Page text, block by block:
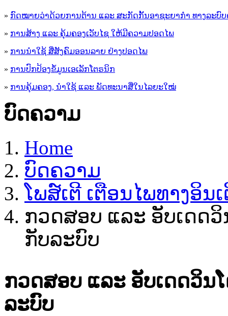
» ກົດໝາຍວ່າດ້ວຍການຕ້ານ ແລະ ສະກັດກັ້ນອາຊະຍາກຳ ທາງລະບົບ
» ການສ້າງ ແລະ ຄຸ້ມຄອງເວັບໄຊ ໃຫ້ມີຄວາມປອດໄພ
» ການນຳໃຊ້ ສື່ສັງຄົມອອນລາຍ ຢ່າງປອດໄພ
» ການ​ປົກ​ປ້ອງ​ຂໍ້​ມູນ​ເອ​ເລັກ​ໂຕ​ຣ​ນິກ
» ການຄຸ້ມຄອງ, ນໍາໃຊ້ ແລະ ພັດທະນາສື່ໃນໄລຍະໃໝ່
ບົດຄວາມ
Home
ບົດຄວາມ
ໂພສ໌ເຕີ ເຕືອນໄພທາງອິນ
ກວດສອບ ແລະ ອັບເດດ
ກັບລະບົບ
ກວດສອບ ແລະ ອັບເດດວິນ
ລະບົບ